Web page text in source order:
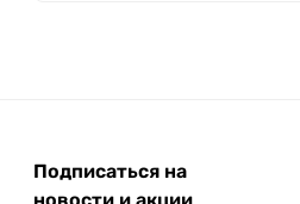
Подписаться на
новости и акции